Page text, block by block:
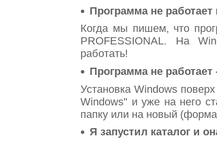
Программа не
Когда мы пишем, что
PROFESSIONAL. На
работать!
Программа не работает
Установка Windows
Windows" и уже на него
папку или на новый
Я запустил каталог и